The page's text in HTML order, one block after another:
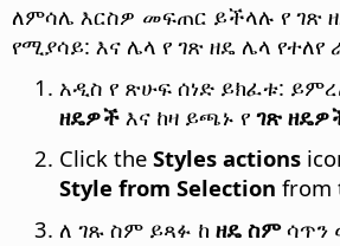
ለምሳሌ እርስዎ መፍጠር ይችላሉ የ ገጽ
የሚያሳይ: እና ሌላ የ ገጽ ዘዴ ሌላ የተለየ
አዲስ የ ጽሁፍ ሰነድ ይክፈቱ:
ዘዴዎች እና ከዛ ይጫኑ የ ገጽ
Click the Styles actions
Style from Selection from
ለ ገጹ ስም ይጻፉ ከ ዘዴ ስምሳጥን